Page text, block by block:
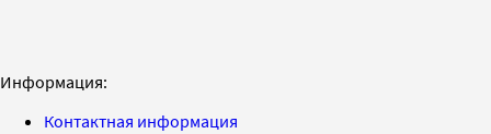
Информация:
Контактная информация